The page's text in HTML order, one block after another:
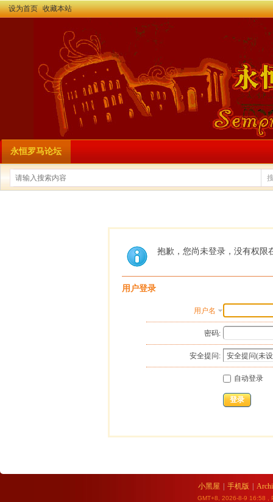
设为首页 收藏本站
永恒罗马论坛
抱歉，您尚未登录，没有权限
用户登录
用户名
密码:
安全提问:
自动登录
登录
小黑屋 手机版
GMT+8, 2026-8-9 16:58 ,